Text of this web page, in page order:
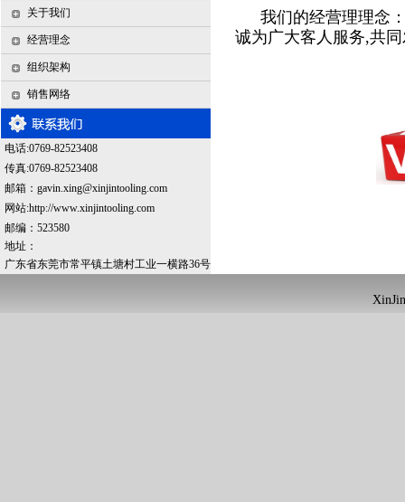
关于我们
经营理念
组织架构
销售网络
电话:0769-82523408
传真:0769-82523408
邮箱： gavin.xing@xinjintooling.com
网站:http://www.xinjintooling.com
邮编：523580
地址：
广东省东莞市常平镇土塘村工业一横路36号
我们的经营理理念
诚为广大客人服务,共